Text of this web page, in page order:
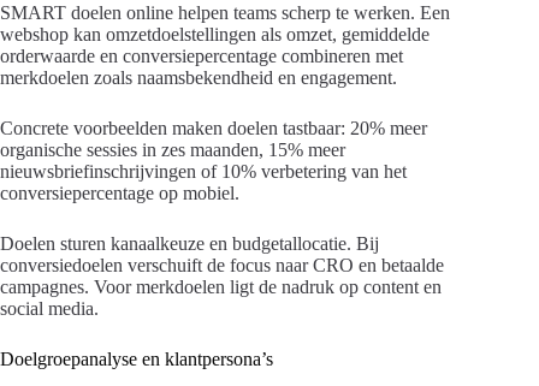
SMART doelen online helpen teams scherp te werken. Een
webshop kan omzetdoelstellingen als omzet, gemiddelde
orderwaarde en conversiepercentage combineren met
merkdoelen zoals naamsbekendheid en engagement.
Concrete voorbeelden maken doelen tastbaar: 20% meer
organische sessies in zes maanden, 15% meer
nieuwsbriefinschrijvingen of 10% verbetering van het
conversiepercentage op mobiel.
Doelen sturen kanaalkeuze en budgetallocatie. Bij
conversiedoelen verschuift de focus naar CRO en betaalde
campagnes. Voor merkdoelen ligt de nadruk op content en
social media.
Doelgroepanalyse en klantpersona’s